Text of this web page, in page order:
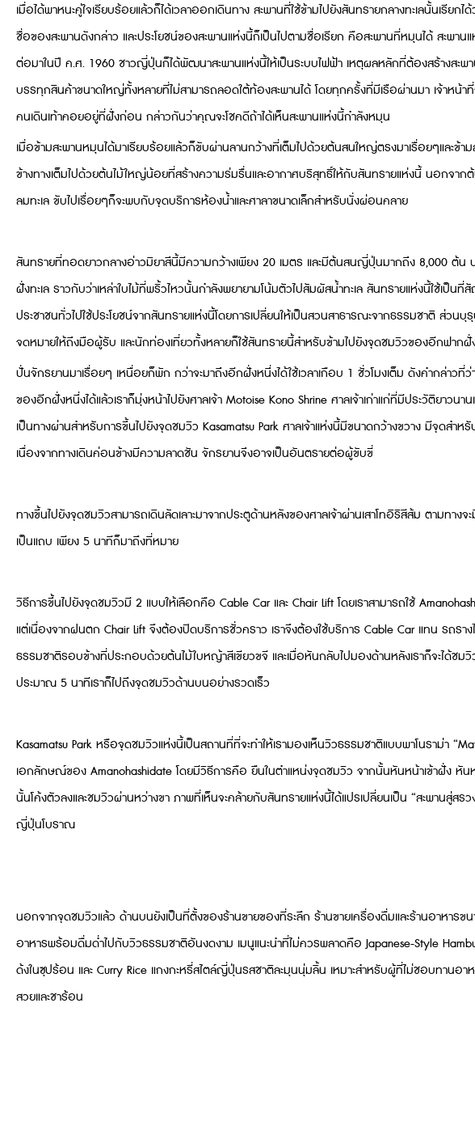
เมื่อได้พาหนะคู่ใจเรียบร้อยแล้วก็ได้เวลาออกเดินทาง สะพานที่ใช้ข้ามไปยังสันทรายกลางทะเลนั้นเรีย
ชื่อของสะพานดังกล่าว และประโยชน์ของสะพานแห่งนี้ก็เป็นไปตามชื่อเรียก คือสะพานที่หมุนได้ สะพาน
ต่อมาในปี ค.ศ. 1960 ชาวญี่ปุ่นก็ได้พัฒนาสะพานแห่งนี้ให้เป็นระบบไฟฟ้า เหตุผลหลักที่ต้องสร้างสะ
บรรทุกสินค้าขนาดใหญ่ทั้งหลายที่ไม่สามารถลอดใต้ท้องสะพานได้ โดยทุกครั้งที่มีเรือผ่านมา เจ้าหน้
คนเดินเท้าคอยอยู่ที่ฝั่งก่อน กล่าวกันว่าคุณจะโชคดีถ้าได้เห็นสะพานแห่งนี้กำลังหมุน
เมื่อข้ามสะพานหมุนได้มาเรียบร้อยแล้วก็ขับผ่านลานกว้างที่เต็มไปด้วยต้นสนใหญ่ตรงมาเรื่อยๆและข้
ข้างทางเต็มไปด้วยต้นไม้ใหญ่น้อยที่สร้างความร่มรื่นและอากาศบริสุทธิ์ให้กับสันทรายแห่งนี้ นอกจากต้
ลมทะเล ขับไปเรื่อยๆก็จะพบกับจุดบริการห้องน้ำและศาลาขนาดเล็กสำหรับนั่งผ่อนคลาย
สันทรายที่ทอดยาวกลางอ่าวมิยาสึนี้มีความกว้างเพียง 20 เมตร และมีต้นสนญี่ปุ่นมากถึง 8,000 ต้
ฝั่งทะเล ราวกับว่าเหล่าใบไม้ที่พริ้วไหวนั้นกำลังพยายามโน้มตัวไปสัมผัสน้ำทะเล สันทรายแห่งนี้ใช้เป็น
ประชาชนทั่วไปใช้ประโยชน์จากสันทรายแห่งนี้โดยการเปลี่ยนให้เป็นสวนสาธารณะจากธรรมชาติ ส่ว
จดหมายให้ถึงมือผู้รับ และนักท่องเที่ยวทั้งหลายก็ใช้สันทรายนี้สำหรับข้ามไปยังจุดชมวิวของอีกฟากฝั่
ปั่นจักรยานมาเรื่อยๆ เหนื่อยก็พัก กว่าจะมาถึงอีกฝั่งหนึ่งได้ใช้เวลาเกือบ 1 ชั่วโมงเต็ม ดังคำกล่าวที่ว่
ของอีกฝั่งหนึ่งได้แล้วเราก็มุ่งหน้าไปยังศาลเจ้า Motoise Kono Shrine ศาลเจ้าเก่าแก่ที่มีประวัติยาวน
เป็นทางผ่านสำหรับการขึ้นไปยังจุดชมวิว Kasamatsu Park ศาลเจ้าแห่งนี้มีขนาดกว้างขวาง มีจุดสำห
เนื่องจากทางเดินค่อนข้างมีความลาดชัน จักรยานจึงอาจเป็นอันตรายต่อผู้ขับขี่
ทางขึ้นไปยังจุดชมวิวสามารถเดินลัดเลาะมาจากประตูด้านหลังของศาลเจ้าผ่านเสาโทอิริสีส้ม ตามทา
เป็นแถบ เพียง 5 นาทีก็มาถึงที่หมาย
วิธีการขึ้นไปยังจุดชมวิวมี 2 แบบให้เลือกคือ Cable Car และ Chair Lift โดยเราสามารถใช้
แต่เนื่องจากฝนตก Chair Lift จึงต้องปิดบริการชั่วคราว เราจึงต้องใช้บริการ Cable Car แทน รถร
ธรรมชาติรอบข้างที่ประกอบด้วยต้นไม้ใบหญ้าสีเขียวขจี และเมื่อหันกลับไปมองด้านหลังเราก็จะได้ชมวิ
ประมาณ 5 นาทีเราก็ไปถึงจุดชมวิวด้านบนอย่างรวดเร็ว
Kasamatsu Park หรือจุดชมวิวแห่งนี้เป็นสถานที่ที่จะทำให้เรามองเห็นวิวธรรมชาติแบบพาโนราม่า
เอกลักษณ์ของ Amanohashidate โดยมีวิธีการคือ ยืนในตำแหน่งจุดชมวิว จากนั้นหันหน้าเข้าฝั่ง หัน
นั้นโค้งตัวลงและชมวิวผ่านหว่างขา ภาพที่เห็นจะคล้ายกับสันทรายแห่งนี้ได้แปรเปลี่ยนเป็น “สะพานสู่
ญี่ปุ่นโบราณ
นอกจากจุดชมวิวแล้ว ด้านบนยังเป็นที่ตั้งของร้านขายของที่ระลึก ร้านขายเครื่องดื่มและร้านอาหารขน
อาหารพร้อมดื่มด่ำไปกับวิวธรรมชาติอันงดงาม เมนูแนะนำที่ไม่ควรพลาดคือ Japanese-Style
ด้งในซุปร้อน และ Curry Rice แกงกะหรี่สไตล์ญี่ปุ่นรสชาติละมุนนุ่มลิ้น เหมาะสำหรับผู้ที่ไม่ชอบทานอา
สวยและชาร้อน